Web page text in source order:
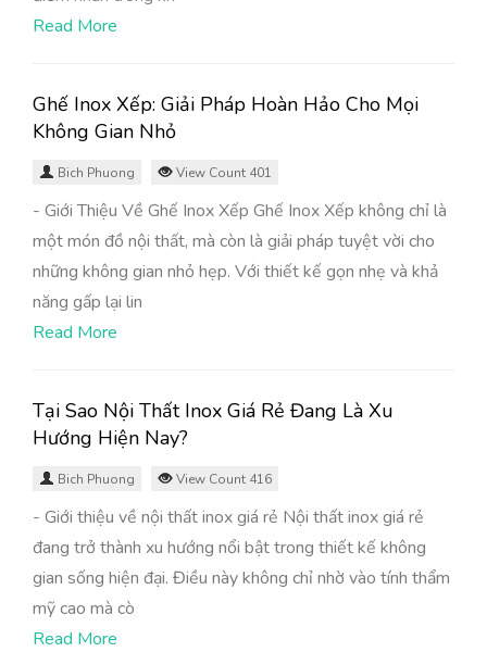
Read More
Ghế Inox Xếp: Giải Pháp Hoàn Hảo Cho Mọi
Không Gian Nhỏ
Bich Phuong View Count 401
- Giới Thiệu Về Ghế Inox Xếp Ghế Inox Xếp không chỉ là
một món đồ nội thất, mà còn là giải pháp tuyệt vời cho
những không gian nhỏ hẹp. Với thiết kế gọn nhẹ và khả
năng gấp lại lin
Read More
Tại Sao Nội Thất Inox Giá Rẻ Đang Là Xu
Hướng Hiện Nay?
Bich Phuong View Count 416
- Giới thiệu về nội thất inox giá rẻ Nội thất inox giá rẻ
đang trở thành xu hướng nổi bật trong thiết kế không
gian sống hiện đại. Điều này không chỉ nhờ vào tính thẩm
mỹ cao mà cò
Read More